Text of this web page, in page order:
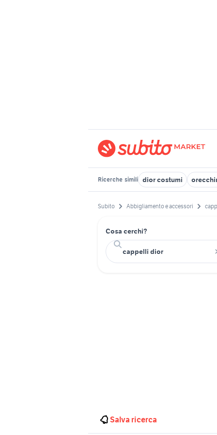
Ricerche simili dior costumi
Subito Abbigliamento e accessori
Cosa cerchi?
Salva ricerca